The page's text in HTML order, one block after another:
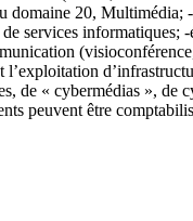
domaine 20,
services
« cybermédias », de
peuvent être